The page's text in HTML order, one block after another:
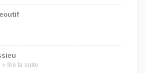
» lire la suite